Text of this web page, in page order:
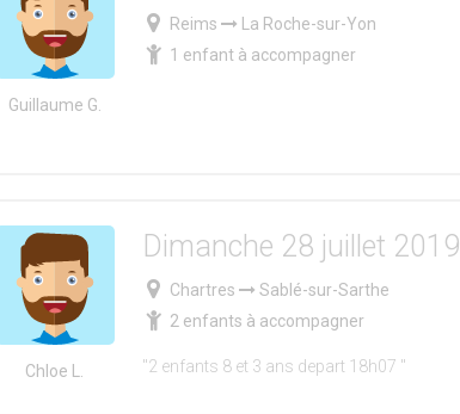
Guillaume G.
Reims
La Roche-sur-Yon
1 enfant à accompagner
Chloe L.
Dimanche 28 juillet 2019
Chartres
Sablé-sur-Sarthe
2 enfants à accompagner
"2 enfants 8 et 3 ans depart 18h07 "